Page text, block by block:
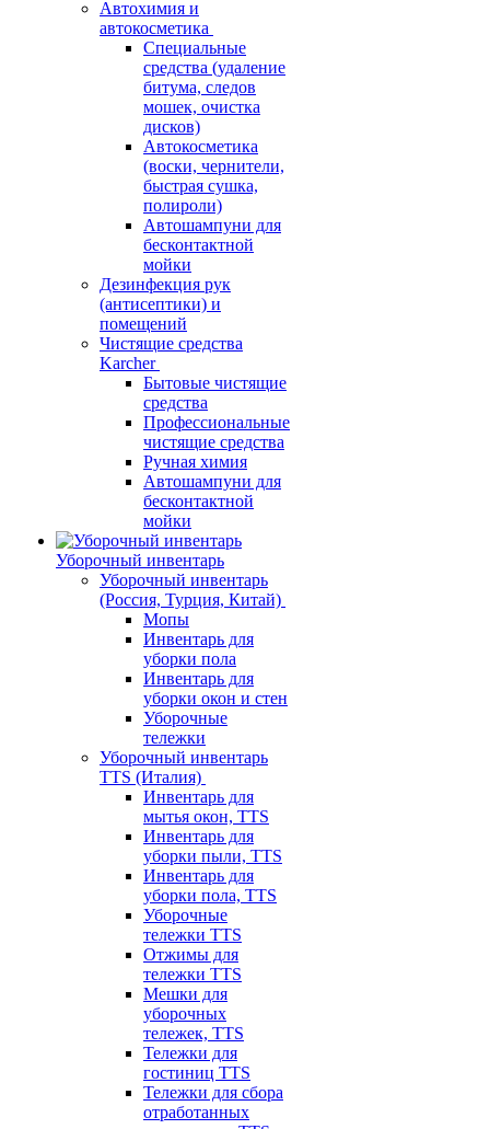
Автохимия и
автокосметика
Специальные
средства (удаление
битума, следов
мошек, очистка
дисков)
Автокосметика
(воски, чернители,
быстрая сушка,
полироли)
Автошампуни для
бесконтактной
мойки
Дезинфекция рук
(антисептики) и
помещений
Чистящие средства
Karcher
Бытовые чистящие
средства
Профессиональные
чистящие средства
Ручная химия
Автошампуни для
бесконтактной
мойки
Уборочный инвентарь
Уборочный инвентарь
(Россия, Турция, Китай)
Мопы
Инвентарь для
уборки пола
Инвентарь для
уборки окон и стен
Уборочные
тележки
Уборочный инвентарь
TTS (Италия)
Инвентарь для
мытья окон, TTS
Инвентарь для
уборки пыли, TTS
Инвентарь для
уборки пола, TTS
Уборочные
тележки TTS
Отжимы для
тележки TTS
Мешки для
уборочных
тележек, TTS
Тележки для
гостиниц TTS
Тележки для сбора
отработанных